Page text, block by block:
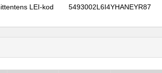
LEI-kod 5493002L6I4YHANEYR87